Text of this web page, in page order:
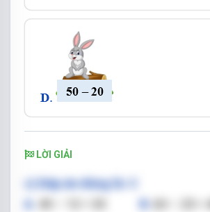
LỜI GIẢI
c) Đáp án đúng là: C
B